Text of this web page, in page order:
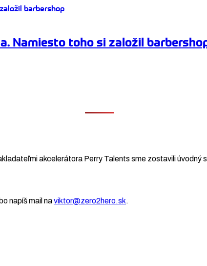
Namiesto toho si založil
akcelerátora Perry Talents sme zostavili
napíš mail naviktor@zero2hero.sk.